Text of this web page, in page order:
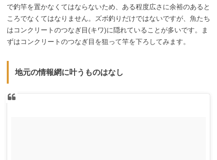
で釣竿を置かなくてはならないため、ある程度広さに余裕のあると
ころでなくてはなりません。ズボ釣りだけではないですが、魚たち
はコンクリートのつなぎ目(キワ)に隠れていることが多いです。ま
ずはコンクリートのつなぎ目を狙って竿を下ろしてみます。
地元の情報網に叶うものはなし